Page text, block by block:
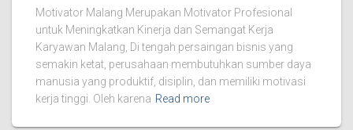
Motivator Malang Merupakan Motivator Profesional
untuk Meningkatkan Kinerja dan Semangat Kerja
Karyawan Malang, Di tengah persaingan bisnis yang
semakin ketat, perusahaan membutuhkan sumber daya
manusia yang produktif, disiplin, dan memiliki motivasi
kerja tinggi. Oleh karena Read more